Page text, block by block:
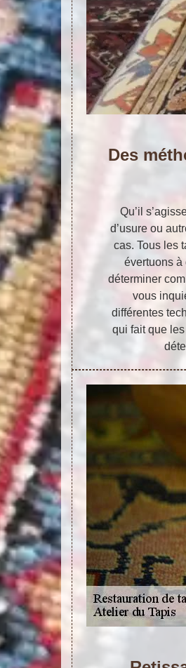
Des
Qu’il
d’usure ou
cas. Tous les
évertuons à
déterminer
vous
différentes
qui fait que